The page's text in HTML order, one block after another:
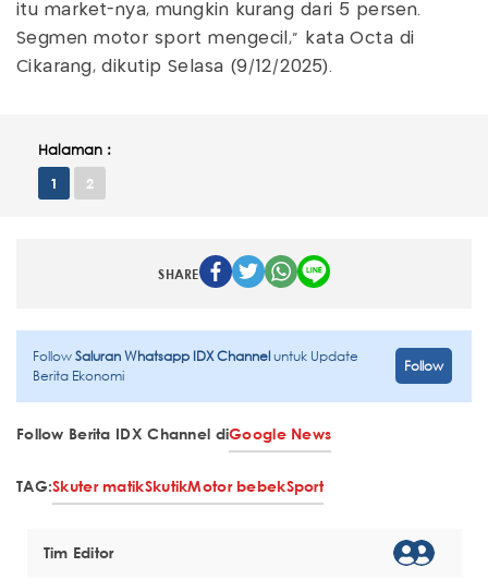
itu market-nya, mungkin kurang dari 5 persen.
Segmen motor sport mengecil," kata Octa di
Cikarang, dikutip Selasa (9/12/2025).
Halaman :
1 2
SHARE
FollowSaluran Whatsapp IDX Channeluntuk Update
Berita Ekonomi
Follow
Follow Berita IDX Channel diGoogle News
TAG:Skuter matikSkutikMotor bebekSport
Tim Editor